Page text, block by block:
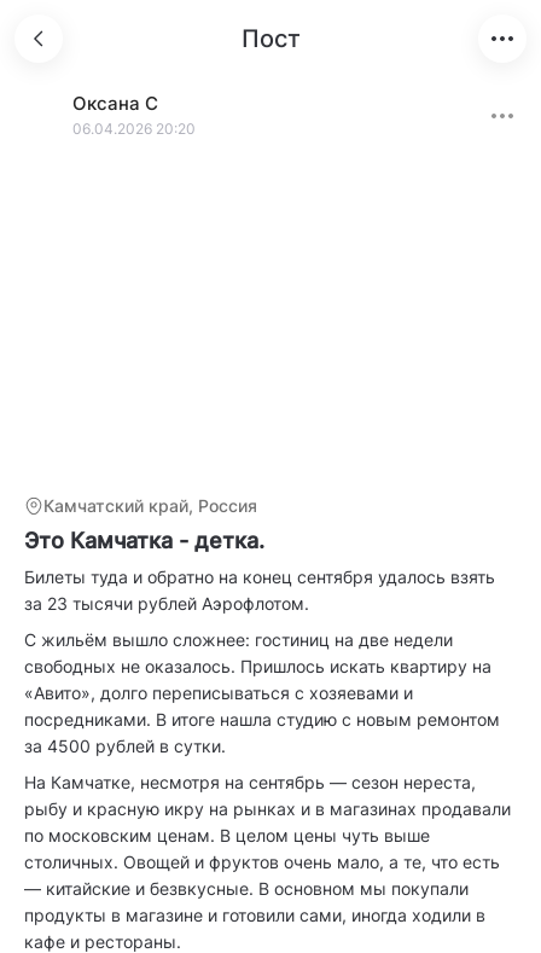
Пост
Оксана С
06.04.2026 20:20
Камчатский край, Россия
Это Камчатка - детка.
Билеты туда и обратно на конец сентября удалось взять
за 23 тысячи рублей Аэрофлотом.
С жильём вышло сложнее: гостиниц на две недели
свободных не оказалось. Пришлось искать квартиру на
«Авито», долго переписываться с хозяевами и
посредниками. В итоге нашла студию с новым ремонтом
за 4500 рублей в сутки.
На Камчатке, несмотря на сентябрь — сезон нереста,
рыбу и красную икру на рынках и в магазинах продавали
по московским ценам. В целом цены чуть выше
столичных. Овощей и фруктов очень мало, а те, что есть
— китайские и безвкусные. В основном мы покупали
продукты в магазине и готовили сами, иногда ходили в
кафе и рестораны.